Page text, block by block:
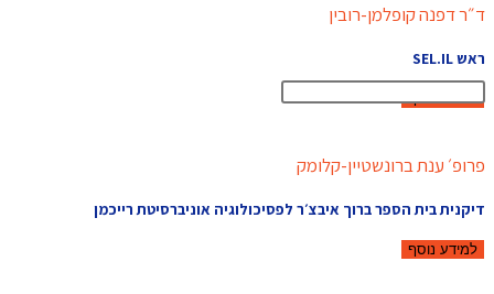
ד״ר דפנה קופלמן-רובין
ראש SEL.IL
למידע נוסף
פרופ׳ ענת ברונשטיין-קלומק
דיקנית בית הספר ברוך איבצ׳ר לפסיכולוגיה אוניברסיטת רייכמן
למידע נוסף